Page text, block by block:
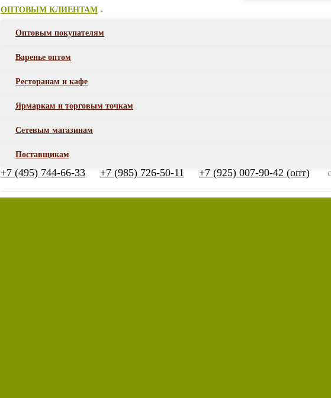
ОПТОВЫМ КЛИЕНТАМ
Оптовым покупателям
Варенье оптом
Ресторанам и кафе
Ярмаркам и торговым точкам
Сетевым магазинам
Поставщикам
+7 (495) 744-66-33 +7 (985) 726-50-11 +7 (925) 007-90-42 (опт)